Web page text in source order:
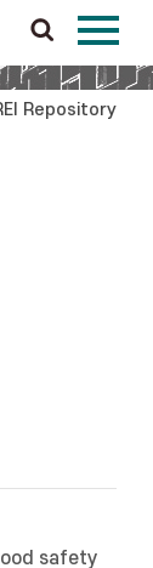
Repository
safety